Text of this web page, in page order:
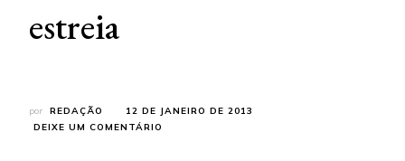
estreia
por REDAÇÃO
12 DE JANEIRO DE 2013
DEIXE UM COMENTÁRIO